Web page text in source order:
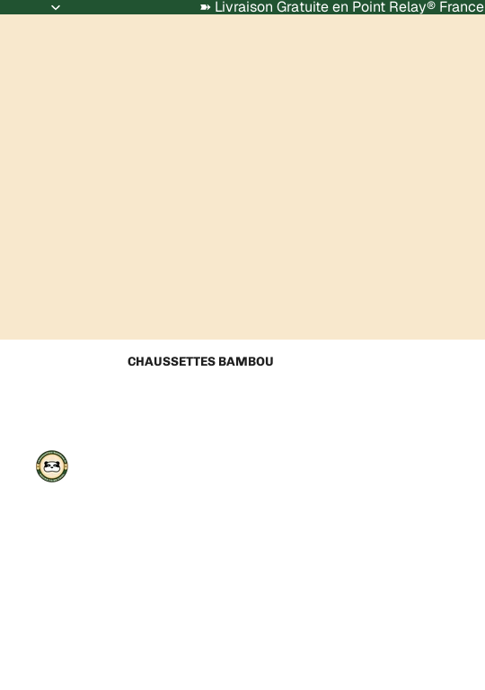
➽ Livraison Gratuite en Point Relay® France
CHAUSSETTES BAMBOU